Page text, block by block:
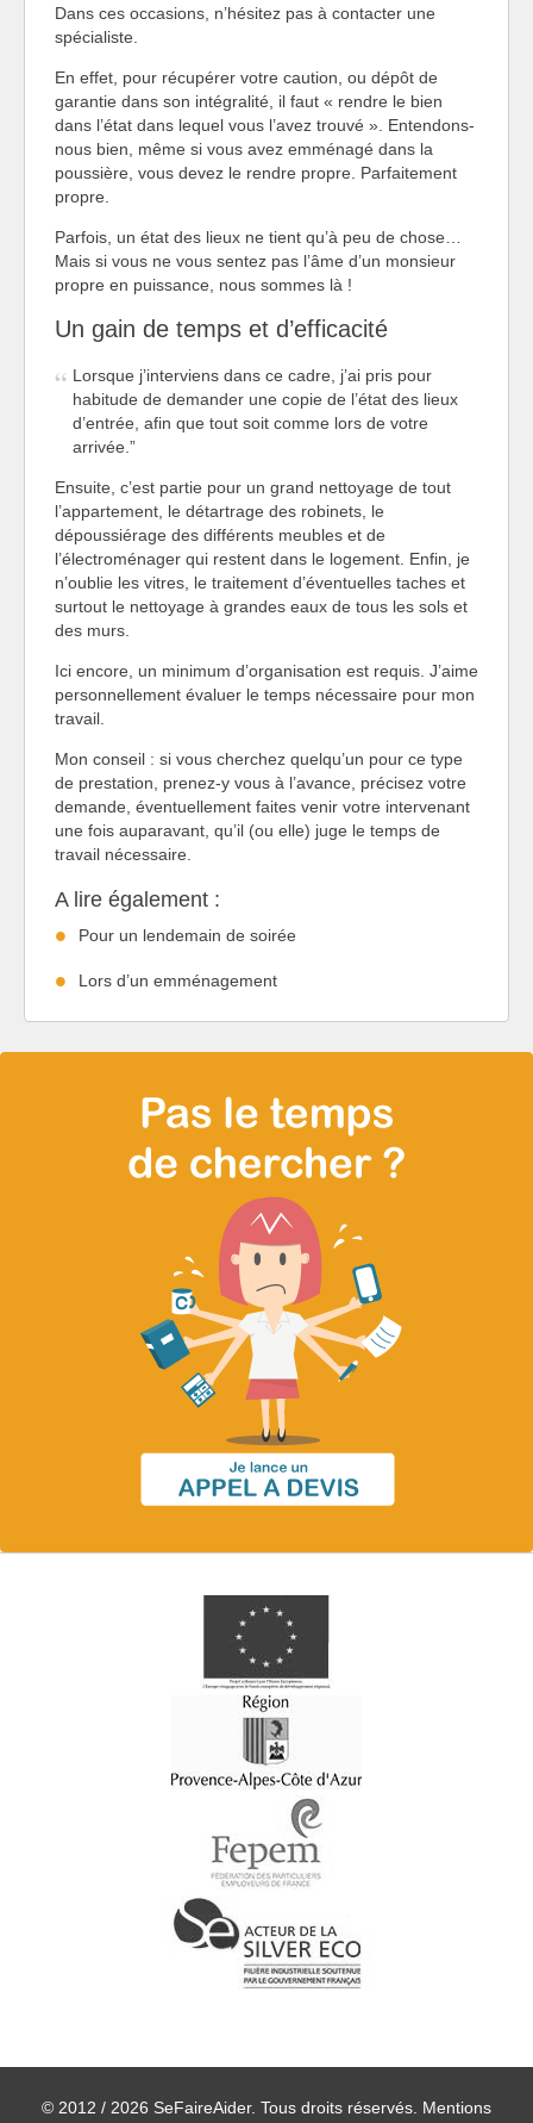
Dans ces occasions, n’hésitez pas à contacter une
spécialiste.
En effet, pour récupérer votre caution, ou dépôt de
garantie dans son intégralité, il faut « rendre le bien
dans l’état dans lequel vous l’avez trouvé ». Entendons-
nous bien, même si vous avez emménagé dans la
poussière, vous devez le rendre propre. Parfaitement
propre.
Parfois, un état des lieux ne tient qu’à peu de chose…
Mais si vous ne vous sentez pas l’âme d’un monsieur
propre en puissance, nous sommes là !
Un gain de temps et d’efficacité
Lorsque j’interviens dans ce cadre, j’ai pris pour
habitude de demander une copie de l’état des lieux
d’entrée, afin que tout soit comme lors de votre
arrivée.
Ensuite, c’est partie pour un grand nettoyage de tout
l’appartement, le détartrage des robinets, le
dépoussiérage des différents meubles et de
l’électroménager qui restent dans le logement. Enfin, je
n’oublie les vitres, le traitement d’éventuelles taches et
surtout le nettoyage à grandes eaux de tous les sols et
des murs.
Ici encore, un minimum d’organisation est requis. J’aime
personnellement évaluer le temps nécessaire pour mon
travail.
Mon conseil : si vous cherchez quelqu’un pour ce type
de prestation, prenez-y vous à l’avance, précisez votre
demande, éventuellement faites venir votre intervenant
une fois auparavant, qu’il (ou elle) juge le temps de
travail nécessaire.
A lire également :
Pour un lendemain de soirée
Lors d’un emménagement
© 2012 / 2026 SeFaireAider. Tous droits réservés. Mentions